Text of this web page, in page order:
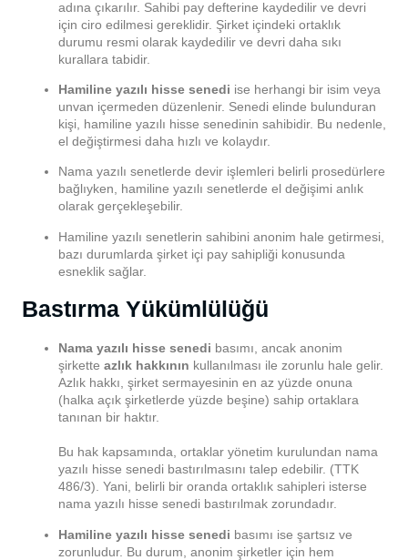
adına çıkarılır. Sahibi pay defterine kaydedilir ve devri
için ciro edilmesi gereklidir. Şirket içindeki ortaklık
durumu resmi olarak kaydedilir ve devri daha sıkı
kurallara tabidir.
Hamiline yazılı hisse senedi ise herhangi bir isim veya
unvan içermeden düzenlenir. Senedi elinde bulunduran
kişi, hamiline yazılı hisse senedinin sahibidir. Bu nedenle,
el değiştirmesi daha hızlı ve kolaydır.
Nama yazılı senetlerde devir işlemleri belirli prosedürlere
bağlıyken, hamiline yazılı senetlerde el değişimi anlık
olarak gerçekleşebilir.
Hamiline yazılı senetlerin sahibini anonim hale getirmesi,
bazı durumlarda şirket içi pay sahipliği konusunda
esneklik sağlar.
Bastırma Yükümlülüğü
Nama yazılı hisse senedi basımı, ancak anonim
şirkette azlık hakkının kullanılması ile zorunlu hale gelir.
Azlık hakkı, şirket sermayesinin en az yüzde onuna
(halka açık şirketlerde yüzde beşine) sahip ortaklara
tanınan bir haktır.
Bu hak kapsamında, ortaklar yönetim kurulundan nama
yazılı hisse senedi bastırılmasını talep edebilir. (TTK
486/3). Yani, belirli bir oranda ortaklık sahipleri isterse
nama yazılı hisse senedi bastırılmak zorundadır.
Hamiline yazılı hisse senedi basımı ise şartsız ve
zorunludur. Bu durum, anonim şirketler için hem